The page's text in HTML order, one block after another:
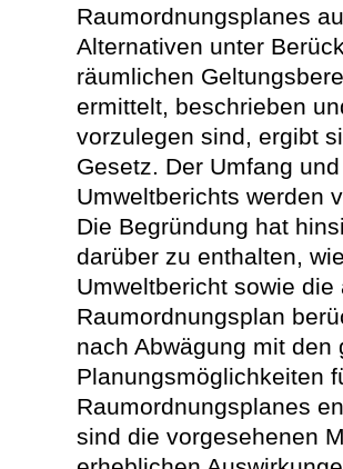
Raumordnungsplanes
Alternativen unter
räumlichen
ermittelt, beschrieben
vorzulegen sind, ergibt
Gesetz. Der Umfang
Umweltberichts werden
Die Begründung hat
darüber zu enthalten,
Umweltbericht sowie
Raumordnungsplan
nach Abwägung mit
Planungsmöglichkeiten
Raumordnungsplanes
sind die vorgesehenen